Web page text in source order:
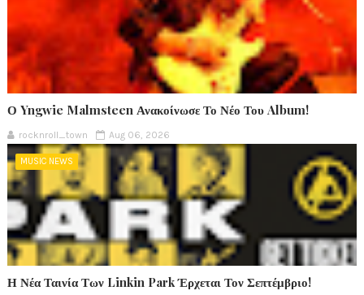
Ο Yngwie Malmsteen Ανακοίνωσε Το Νέο Του Album!
rocknroll_town Aug 06, 2026
MUSIC NEWS
Η Νέα Ταινία Των Linkin Park Έρχεται Τον Σεπτέμβριο!